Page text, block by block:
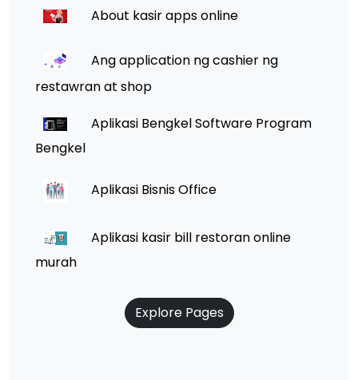
About kasir apps online
Ang application ng cashier ng
restawran at shop
Aplikasi Bengkel Software Program
Bengkel
Aplikasi Bisnis Office
Aplikasi kasir bill restoran online
murah
Explore Pages